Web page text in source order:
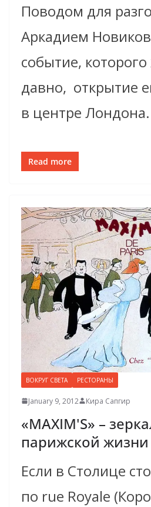
Поводом для
Аркадием
событие,
давно, ­ открытие
в центре Лондона.
Read more
ВОКРУГ СВЕТА РЕСТОРАНЫ
January 9, 2012 Кира Сапгир
«MAXIM'S» –
парижской жизни
Если в Столице
по rue Royale